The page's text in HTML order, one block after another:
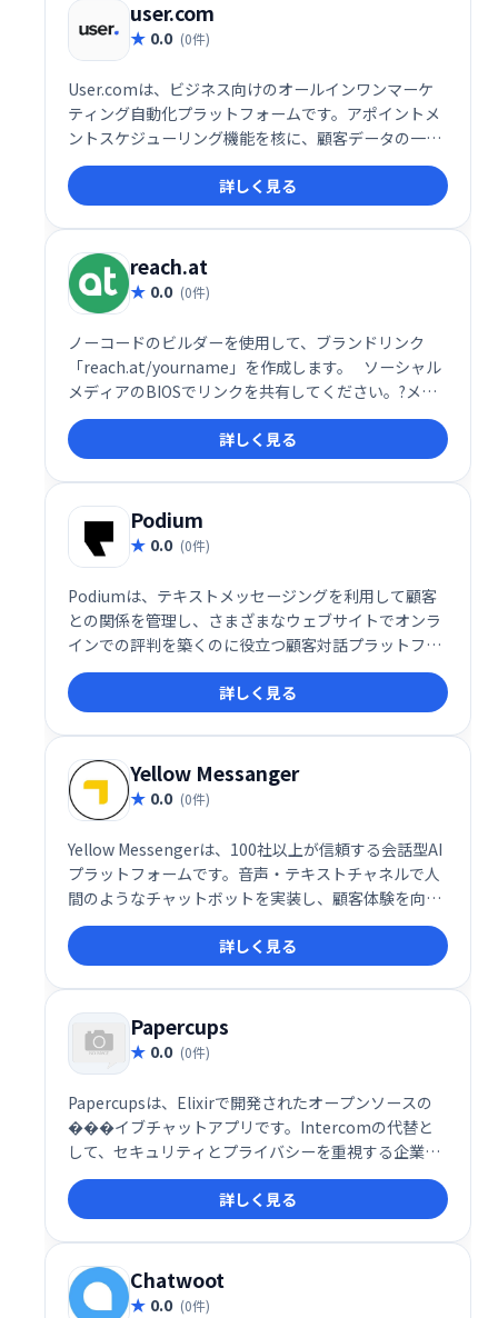
詳細な分析機能も搭載し、効果測定も容易です。
user.com
0.0 (0件)
User.comは、ビジネス向けのオールインワンマーケ
ティング自動化プラットフォームです。アポイントメ
ントスケジューリング機能を核に、顧客データの一元
管理でエンゲージメントとコンバージョン率向上を実
現します。様々なコミュニケーションチャネルを統合
し、効率的な顧客接点を促進。予約スケジュールの最
適化で、ビジネス成長を支援します。
詳しく見る
reach.at
0.0 (0件)
ノーコードのビルダーを使用して、ブランドリンク
「reach.at/yourname」を作成します。⠀ソーシャル
メディアのBIOSでリンクを共有してください。?メー
ルの署名✉️など。誰かがあなたに連絡したときにすぐ
にメール通知を受け取ります。
詳しく見る
Podium
0.0 (0件)
Podiumは、テキストメッセージングを利用して顧客
との関係を管理し、さまざまなウェブサイトでオンラ
インでの評判を築くのに役立つ顧客対話プラットフォ
ームです。
詳しく見る
Yellow Messanger
0.0 (0件)
Yellow Messengerは、100社以上が信頼する会話型AI
プラットフォームです。音声・テキストチャネルで人
間のようなチャットボットを実装し、顧客体験を向上
させます。強力なNLPエンジン、感情分析、90以上の
言語対応など、高度な機能を備え、コンタクトセンタ
ーの自動化にも貢献します。エンドツーエンドの会話
設計で、スムーズなコミュニケーションを実現しま
す。
詳しく見る
Papercups
0.0 (0件)
Papercupsは、Elixirで開発されたオープンソースの
���イブチャットアプリです。Intercomの代替と
して、セキュリティとプライバシーを重視する企業に
自己ホスト型ソリューションを提供します。ソースコ
ードへのアクセスが可能で、カスタマイズ性に優れて
います。
詳しく見る
Chatwoot
0.0 (0件)